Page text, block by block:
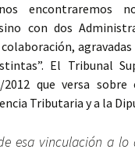
con dos
El Tribunal
2012 que versa
Tributaria y a la
esa vinculación a